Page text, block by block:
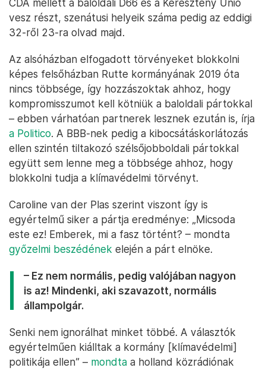
Szavazatszámlálás a helyhatósági választások napján
Amszterdamban – Fotó: Ramon Van Flymen / ANP / AFP
A 75 tagú felsőházban ez 16 helyethozhata polgári
gazdamozgalomnak, 10-et a Rutte-féle
kormánypártnak, 8-at a zöld baloldalnak és 7-et a
Munkapártnak. A kormánykoalícióban a VVD és a
CDA mellett a baloldali D66 és a Keresztény Unió
vesz részt, szenátusi helyeik száma pedig az eddigi
Az alsóházban elfogadott törvényeket blokkolni
képes felsőházban Rutte kormányának 2019 óta
nincs többsége, így hozzászoktak ahhoz, hogy
– ebben várhatóan partnerek lesznek ezután is, írja
a Politico . A BBB-nek pedig a kibocsátáskorlátozás
ellen szintén tiltakozó szélsőjobboldali pártokkal
blokkolni tudja a klímavédelmi törvényt.
Caroline van der Plas szerint viszont így is